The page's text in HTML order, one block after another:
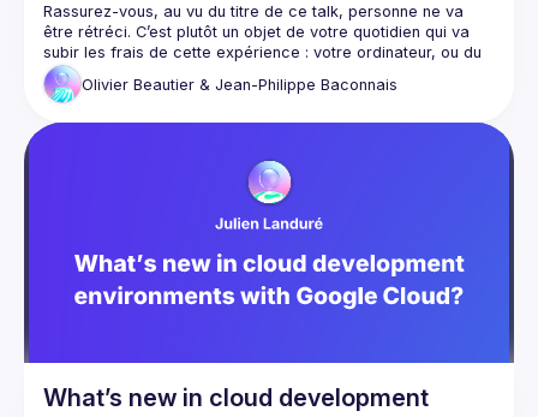
aident à voir plus grand
Rassurez-vous, au vu du titre de ce talk, personne ne va
être rétréci. C’est plutôt un objet de votre quotidien qui va
subir les frais de cette expérience : votre ordinateur, ou du
moins sa configuration. Tout votre
développement va disparaître de votre poste de travail et
Le premier
ne cesse d'augmenter. Nous pouvons même dire
qu'aujourd'hui, pour certaines ou certains, quel que soit
votre type de développement, il s’est imposé comme
Nous avons étudié pour vous les principaux CDE du marché,
enfin ceux que nous connaissons 😅, et nous vous
montrerons leurs avantages et les freins qu’ils lèvent, mais
Olivier Beautier & Jean-Philippe Baconnais
What’s new in cloud development